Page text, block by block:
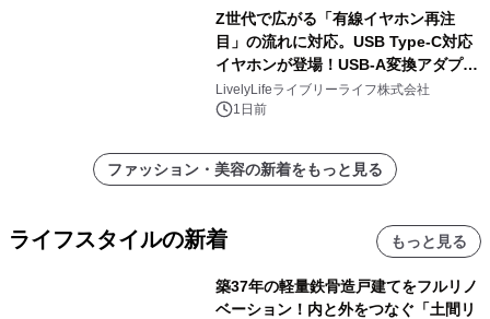
Z世代で広がる「有線イヤホン再注
目」の流れに対応。USB Type-C対応
イヤホンが登場！USB-A変換アダプタ
ー付きでスマホからパソコンまで幅広
く活用可能
LivelyLifeライブリーライフ株式会社
1日前
ファッション・美容の新着をもっと見る
ライフスタイルの新着 もっと見る
築37年の軽量鉄骨造戸建てをフルリノ
ベーション！内と外をつなぐ「土間リ